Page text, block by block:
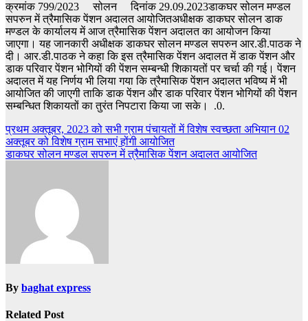
क्रमांक 799/2023 सोलन दिनांक 29.09.2023डाकघर सोलन मण्डल
सपरुन में त्रैमासिक पेंशन अदालत आयोजितअधीक्षक डाकघर सोलन डाक
मण्डल के कार्यालय में आज त्रैमासिक पेंशन अदालत का आयोजन किया
जाएगा। यह जानकारी अधीक्षक डाकघर सोलन मण्डल सपरुन आर.डी.पाठक ने
दी। आर.डी.पाठक ने कहा कि इस त्रैमासिक पेंशन अदालत में डाक पेंशन और
डाक परिवार पेंशन भोगियों की पेंशन सम्बन्धी शिकायतों पर चर्चा की गई। पेंशन
अदालत में यह निर्णय भी लिया गया कि त्रैमासिक पेंशन अदालत भविष्य में भी
आयोजित की जाएगी ताकि डाक पेंशन और डाक परिवार पेंशन भोगियों की पेंशन
सम्बन्धित शिकायतों का तुरंत निपटारा किया जा सके। .0.
Post
navigation
प्रथम अक्तूबर, 2023 को सभी ग्राम पंचायतों में विशेष स्वच्छता अभियान 02
अक्तूबर को विशेष ग्राम सभाएं होंगी आयोजित
डाकघर सोलन मण्डल सपरुन में त्रैमासिक पेंशन अदालत आयोजित
By baghat express
Related Post